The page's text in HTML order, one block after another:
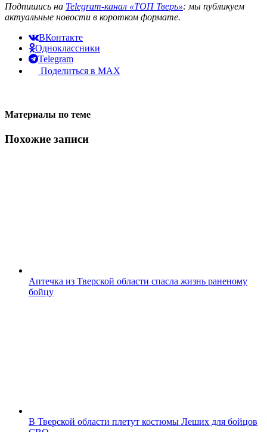
Подпишись на Telegram-канал «ТОП Тверь»: мы публикуем
актуальные новости в коротком формате.
ВКонтакте
Одноклассники
Telegram
Поделиться в MAX
Материалы по теме
Похожие записи
Аптечка из Тверской области спасла жизнь раненому
бойцу
В Тверской области плетут костюмы Леших для бойцов